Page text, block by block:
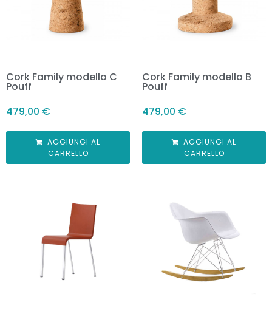
Cork Family modello C
Pouff
479,00 €
AGGIUNGI AL
CARRELLO
Cork Family modello B
Pouff
479,00 €
AGGIUNGI AL
CARRELLO